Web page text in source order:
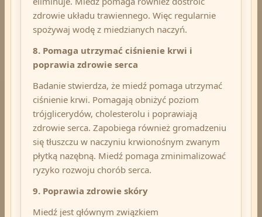
zdrowie układu trawiennego. Więc regularnie
spożywaj wodę z miedzianych naczyń.
8. Pomaga utrzymać ciśnienie krwi i
poprawia zdrowie serca
Badanie stwierdza, że ​​miedź pomaga utrzymać
ciśnienie krwi. Pomagają obniżyć poziom
trójglicerydów, cholesterolu i poprawiają
zdrowie serca. Zapobiega również gromadzeniu
się tłuszczu w naczyniu krwionośnym zwanym
płytką nazębną. Miedź pomaga zminimalizować
ryzyko rozwoju chorób serca.
9. Poprawia zdrowie skóry
Miedź jest głównym związkiem